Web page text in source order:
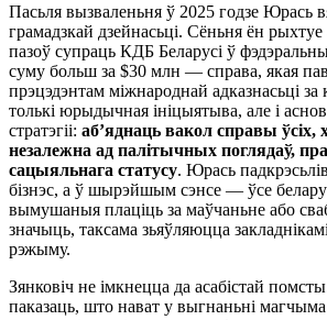
Пасьля вызваленьня ў 2025 годзе Юрась
грамадзкай дзейнасьці. Сёньня ён рыхтуе
пазоў супраць КДБ Беларусі ў
суму больш за $30 млн — справа, якая
прэцэдэнтам міжнароднай адказнасьці за
толькі юрыдычная ініцыятыва, але і
стратэгіі: аб’яднаць вакол справы
незалежна ад палітычных поглядаў,
сацыяльнага статусу. Юрась
бізнэс, а ў шырэйшым сэнсе — ўсе
вымушаныя плаціць за маўчаньне або
значыць, таксама зьяўляюцца
рэжыму.
Зянковіч не імкнецца да асабістай
паказаць, што нават у выгнаньні